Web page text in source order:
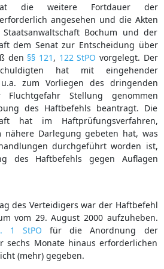
die weitere Fortdauer der
angesehen und die Akten
Bochum und der
dem Senat zur Entscheidung über
den §§ 121 , 122 StPO vorgelegt. Der
hat mit eingehender
zum Vorliegen des dringenden
Stellung genommen
des Haftbefehls beantragt. Die
hat im Haftprüfungsverfahren,
nähere Darlegung gebeten hat, was
durchgeführt worden ist,
des Haftbefehls gegen Auflagen
des Verteidigers war der Haftbefehl
vom 29. August 2000 aufzuheben.
1 StPO für die Anordnung der
sechs Monate hinaus erforderlichen
(mehr) gegeben.